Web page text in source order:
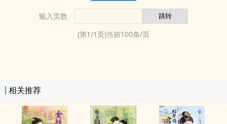
输入页数
(第1/1页)当前100条/页
相关推荐